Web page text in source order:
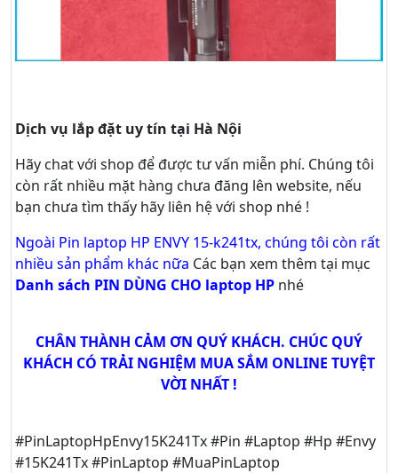
Dịch vụ lắp đặt uy tín tại Hà Nội
Hãy chatvới shop để được tư vấn miễn phí. Chúng tôi
còn rất nhiều mặt hàng chưa đăng lên website, nếu
bạn chưa tìm thấy hãy liên hệ với shop nhé !
Ngoài Pin laptop HP ENVY 15-k241tx, chúng tôi còn rất
nhiều sản phẩm khác nữa Các bạn xem thêm tại mục
Danh sách PIN DÙNG CHO laptop HP nhé
CHÂN THÀNH CẢM ƠN QUÝ KHÁCH. CHÚC QUÝ
KHÁCH CÓ TRẢI NGHIỆM MUA SẮM ONLINE TUYỆT
VỜI NHẤT !
#PinLaptopHpEnvy15K241Tx #Pin #Laptop #Hp #Envy
#15K241Tx #PinLaptop #MuaPinLaptop